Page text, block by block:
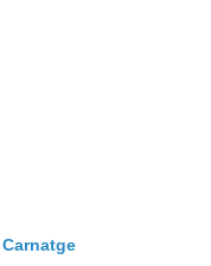
Carnatge